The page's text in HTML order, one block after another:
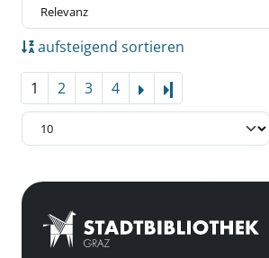
aufsteigend sortieren
1 2 3 4